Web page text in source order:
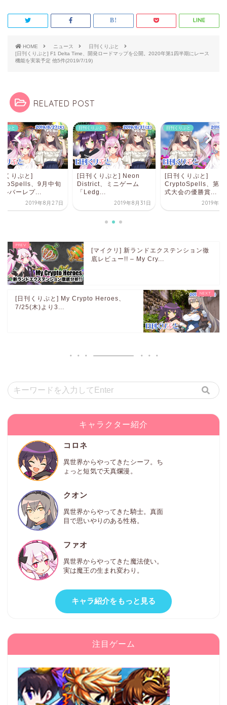
HOME ニュース
日刊くりぷと
[日刊くりぷと] F1 Delta Time、開発ロードマップを公開。2020年第1四半期にレース
機能を実装予定 他5件(2019/7/19)
RELATED POST
りぷと
くりぷと]
、9月中旬
ルバーレプ...
2019年8月27日
日刊くりぷと
[日刊くりぷと] Neon
District、ミニゲーム
「Ledg...
2019年8月31日
日刊くりぷと
[日刊くりぷと]
CryptoSpells、第1
式大会の優勝賞...
2019年9
[マイクリ] 新ランドエクステンション徹
底レビュー!! – My Cry...
[日刊くりぷと] My Crypto Heroes、
7/25(木)より3...
キャラクター紹介
コロネ
異世界からやってきたシーフ。ち
ょっと短気で天真爛漫。
クオン
異世界からやってきた騎士。真面
目で思いやりのある性格。
ファオ
異世界からやってきた魔法使い。
実は魔王の生まれ変わり。
キャラ紹介をもっと見る
注目ゲーム